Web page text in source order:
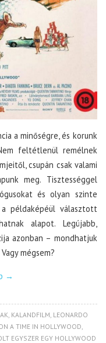
a minőségre, és korunk
feltétlenül remélnek
csupán csak valami
meg. Tisztességgel
és olyan szinte
példaképéül választott
alapot. Legújabb,
azonban – mondhatjuk
mégsem?
→
KALANDFILM LEONARDO
A TIME IN HOLLYWOOD
EGYSZER EGY HOLLYWOOD